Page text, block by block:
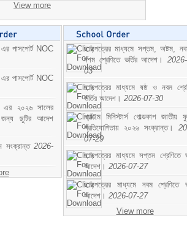
View more
এর পাসপোর্ট NOC
এর পাসপোর্ট NOC
এর ২০২৬ সালের
জন্য ছুটির আদেশ
সংক্রান্ত 2026-
ছাড়পত্রের মাধ্যমে সপ্তম, অষ্টম,
দশম শ্রেণিতে ভর্তির আদেশ।
03
ছাড়পত্রের মাধ্যমে ষষ্ঠ ও নবম
ভর্তির আদেশ। 2026-07-30
প্রাইম মিনিস্টার্স গোল্ডকাপ জাতীয়
প্রতিযোগিতায় ২০২৬ সংক্রান্ত।
07-29
ছাড়পত্রের মাধ্যমে সপ্তম শ্রেণিতে
আদেশ। 2026-07-27
ছাড়পত্রের মাধ্যমে নবম শ্রেণিতে
আদেশ। 2026-07-27
View more